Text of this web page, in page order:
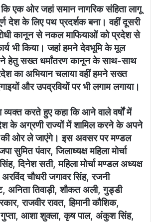
एक ओर जहां समान नागरिक संहिता लागू
देश के लिए पथ प्रदर्शक बना। वहीं दूसरी
कानून से नकल माफियाओं को प्रदेश से
भी किया। जहां हमने देवभूमि के मूल
हेतु सख्त धर्मांतरण कानून के साथ-साथ
का अभियान चलाया वहीं हमने सख्त
और उपद्रवियों पर भी लगाम लगाया।
करते हुए कहा कि आने वाले वर्षों में
के अग्रणी राज्यों में शामिल करने के अपने
की ओर ले जाएंगे। इस अवसर पर मण्डल
सुमित पंवार, जिलाध्यक्ष महिला मोर्चा
दिनेश सती, महिला मोर्चा मण्डल अध्यक्ष
अरविंद चौधरी जगावर सिंह, रजनी
अनिता तिवाड़ी, शौकत अली, गुड्डी
राजवीर रावत, हिमानी कौशिक,
आशा शुक्ला, कृष पाल, अंकुश सिंह,